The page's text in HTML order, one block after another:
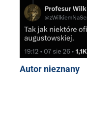
Autor nieznany